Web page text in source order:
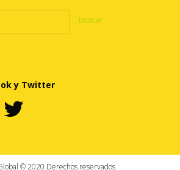
y Twitter
© 2020 Derechos reservados